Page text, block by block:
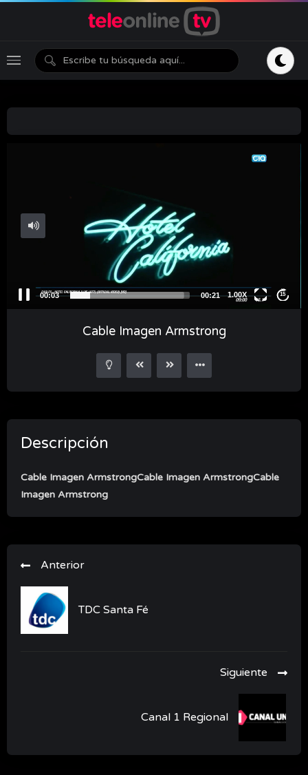
00:04 00:21 1.00X 15
Cable Imagen Armstrong
Descripción
Cable Imagen ArmstrongCable Imagen ArmstrongCable
Imagen Armstrong
Anterior
TDC Santa Fé
Siguiente
Canal 1 Regional